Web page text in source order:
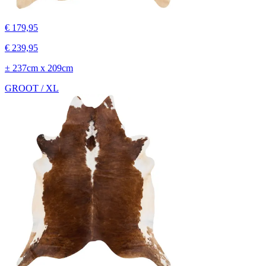
€ 179,95
€ 239,95
± 237cm x 209cm
GROOT / XL